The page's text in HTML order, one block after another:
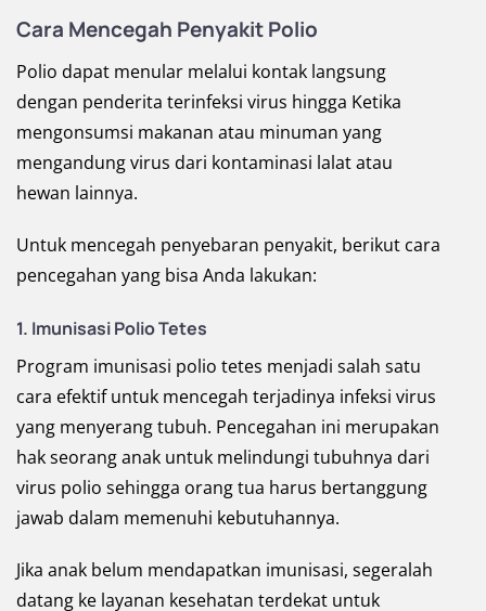
Cara Mencegah Penyakit Polio
Polio dapat menular melalui kontak langsung
dengan penderita terinfeksi virus hingga Ketika
mengonsumsi makanan atau minuman yang
mengandung virus dari kontaminasi lalat atau
hewan lainnya.
Untuk mencegah penyebaran penyakit, berikut cara
pencegahan yang bisa Anda lakukan:
1. Imunisasi Polio Tetes
Program imunisasi polio tetes menjadi salah satu
cara efektif untuk mencegah terjadinya infeksi virus
yang menyerang tubuh. Pencegahan ini merupakan
hak seorang anak untuk melindungi tubuhnya dari
virus polio sehingga orang tua harus bertanggung
jawab dalam memenuhi kebutuhannya.
Jika anak belum mendapatkan imunisasi, segeralah
datang ke layanan kesehatan terdekat untuk